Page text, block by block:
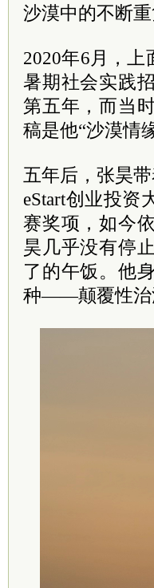
沙漠中的不断重
2020年6月，
暑期社会实践
第五年，而当
稿是他“沙漠情
五年后，张昊
eStart创业投资
赛奖项，如今
昊几乎没有停
了的午饭。他
种——颠覆性治